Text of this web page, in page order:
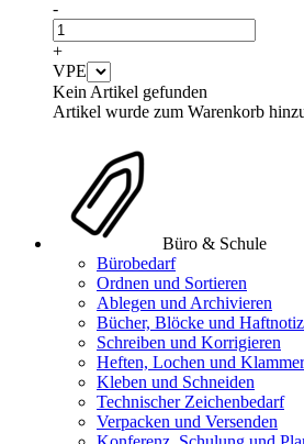
-
+
VPE
Kein Artikel gefunden
Artikel wurde zum Warenkorb
Büro & Schule
Bürobedarf
Ordnen und Sortieren
Ablegen und Archivieren
Bücher, Blöcke und
Schreiben und Korrigieren
Heften, Lochen und
Kleben und Schneiden
Technischer Zeichenbedarf
Verpacken und Versenden